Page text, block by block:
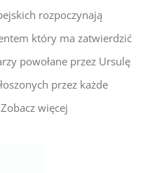
rozpoczynają
który ma zatwierdzić
powołane przez Ursulę
przez każde
więcej